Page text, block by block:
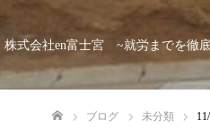
株式会社en富士宮 ~就労までを徹
ブログ 未分類